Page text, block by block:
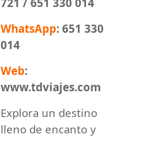
WhatsApp: 651 330
014
Web:
www.tdviajes.com
Explora un destino
lleno de encanto y